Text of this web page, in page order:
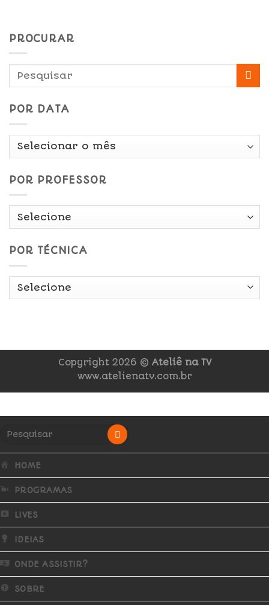
PROCURAR
POR DATA
Por
POR PROFESSOR
POR TÉCNICA
Copyright 2026 © Ateliê na TV
www.atelienatv.com.br
HOME
PROGRAMAS
LIVES
IDEIAS
ONDE ASSISTIR?
SOBRE